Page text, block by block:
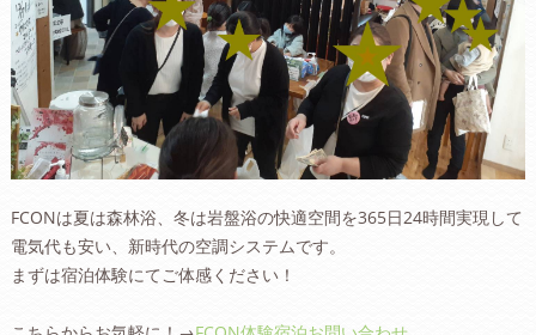
FCONは夏は森林浴、冬は岩盤浴の快適空間を365日24時間実現して
電気代も安い、新時代の空調システムです。
まずは宿泊体験にてご体感ください！